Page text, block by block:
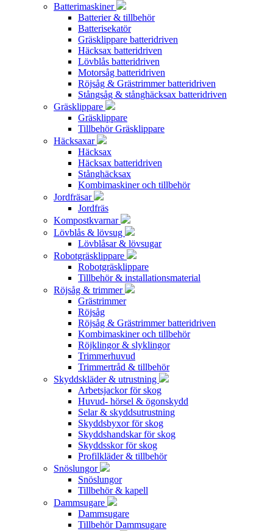
Batterimaskiner
Batterier & tillbehör
Batterisekatör
Gräsklippare batteridriven
Häcksax batteridriven
Lövblås batteridriven
Motorsåg batteridriven
Röjsåg & Grästrimmer batteridriven
Stångsåg & stånghäcksax batteridriven
Gräsklippare
Gräsklippare
Tillbehör Gräsklippare
Häcksaxar
Häcksax
Häcksax batteridriven
Stånghäcksax
Kombimaskiner och tillbehör
Jordfräsar
Jordfräs
Kompostkvarnar
Lövblås & lövsug
Lövblåsar & lövsugar
Robotgräsklippare
Robotgräsklippare
Tillbehör & installationsmaterial
Röjsåg & trimmer
Grästrimmer
Röjsåg
Röjsåg & Grästrimmer batteridriven
Kombimaskiner och tillbehör
Röjklingor & slyklingor
Trimmerhuvud
Trimmertråd & tillbehör
Skyddskläder & utrustning
Arbetsjackor för skog
Huvud- hörsel & ögonskydd
Selar & skyddsutrustning
Skyddsbyxor för skog
Skyddshandskar för skog
Skyddsskor för skog
Profilkläder & tillbehör
Snöslungor
Snöslungor
Tillbehör & kapell
Dammsugare
Dammsugare
Tillbehör Dammsugare